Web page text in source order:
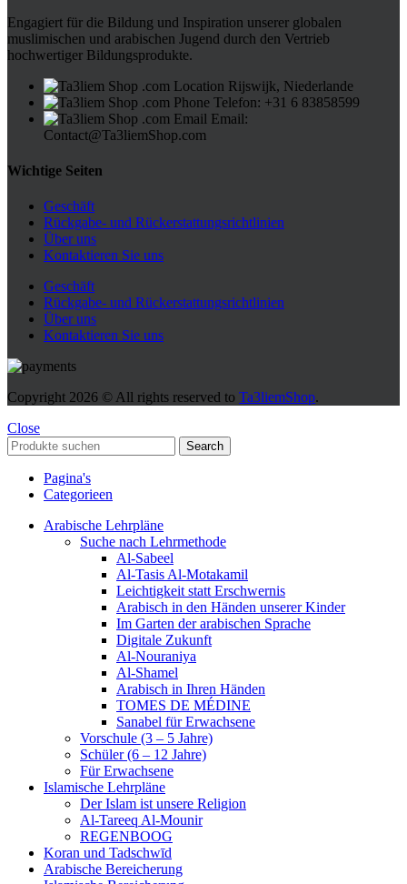
Engagiert für die Bildung und Inspiration unserer globalen
muslimischen und arabischen Jugend durch den Vertrieb
hochwertiger Bildungsprodukte.
Rijswijk, Niederlande
Telefon: +31 6 83858599
Email:
Contact@Ta3liemShop.com
Wichtige Seiten
Geschäft
Rückgabe- und Rückerstattungsrichtlinien
Über uns
Kontaktieren Sie uns
Geschäft
Rückgabe- und Rückerstattungsrichtlinien
Über uns
Kontaktieren Sie uns
Copyright 2026 © All rights reserved to Ta3liemShop.
Close
Search
Pagina's
Categorieen
Arabische Lehrpläne
Suche nach Lehrmethode
Al-Sabeel
Al-Tasis Al-Motakamil
Leichtigkeit statt Erschwernis
Arabisch in den Händen unserer Kinder
Im Garten der arabischen Sprache
Digitale Zukunft
Al-Nouraniya
Al-Shamel
Arabisch in Ihren Händen
TOMES DE MÉDINE
Sanabel für Erwachsene
Vorschule (3 – 5 Jahre)
Schüler (6 – 12 Jahre)
Für Erwachsene
Islamische Lehrpläne
Der Islam ist unsere Religion
Al-Tareeq Al-Mounir
REGENBOOG
Koran und Tadschwīd
Arabische Bereicherung